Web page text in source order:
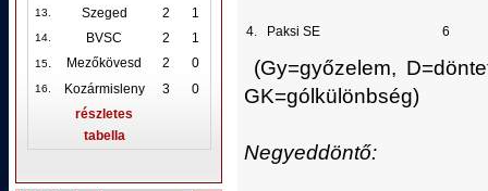
13. Szeged 2 1
14. BVSC 2 1
15. Mezőkövesd 2 0
16. Kozármisleny 3
0
részletes
tabella
4. Paksi SE 6
(Gy=győzelem,
GK=gólkülönbség)
Negyeddöntő: